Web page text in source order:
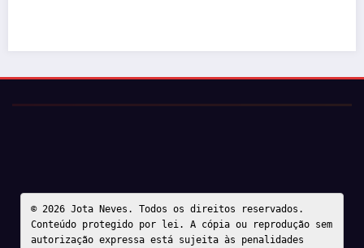
© 2026 Jota Neves. Todos os direitos reservados.
Conteúdo protegido por lei. A cópia ou reprodução sem
autorização expressa está sujeita às penalidades